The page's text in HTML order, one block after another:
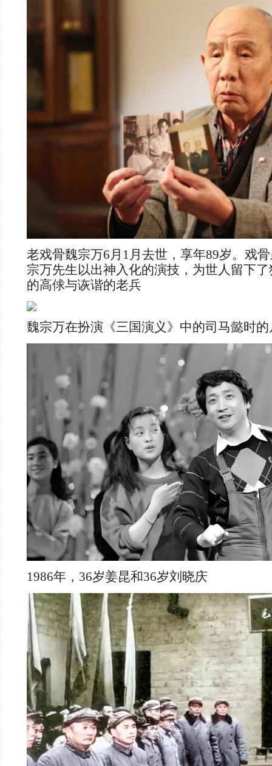
老戏骨魏宗万6月1月去世，享年89岁。戏
宗万先生以出神入化的演技，为世人留下
的高俅与诙谐的老兵
魏宗万在扮演《三国演义》中的司马懿时的
1986年，36岁姜昆和36岁刘晓庆